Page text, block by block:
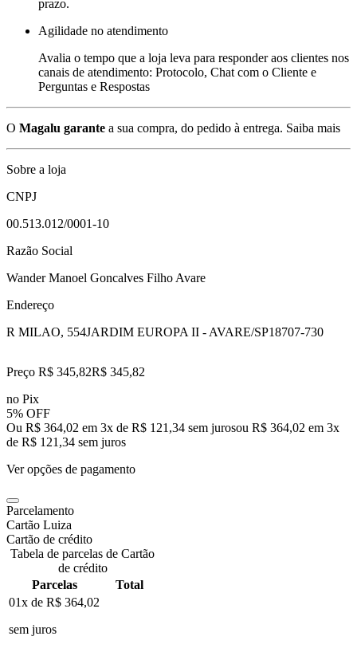
prazo.
Agilidade no atendimento
Avalia o tempo que a loja leva para responder aos clientes nos
canais de atendimento: Protocolo, Chat com o Cliente e
Perguntas e Respostas
O Magalu garante a sua compra, do pedido à entrega. Saiba mais
Sobre a loja
CNPJ
00.513.012/0001-10
Razão Social
Wander Manoel Goncalves Filho Avare
Endereço
R MILAO, 554JARDIM EUROPA II - AVARE/SP18707-730
Preço R$ 345,82R$ 345,82
no Pix
5% OFF
Ou R$ 364,02 em 3x de R$ 121,34 sem jurosou R$ 364,02 em 3x
de R$ 121,34 sem juros
Ver opções de pagamento
Parcelamento
Cartão Luiza
Cartão de crédito
Tabela de parcelas de Cartão
de crédito
Parcelas
Total
01x de R$ 364,02
sem juros